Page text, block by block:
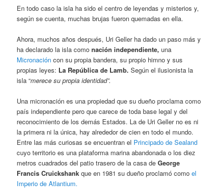
En todo caso la isla ha sido el centro de leyendas y misterios y,
según se cuenta, muchas brujas fueron quemadas en ella.
Ahora, muchos años después, Uri Geller ha dado un paso más y
ha declarado la isla comonación independiente, una
Micronación con su propia bandera, su propio himno y sus
propias leyes: La República de Lamb. Según el ilusionista la
isla “merece su propia identidad”.
Una micronación es una propiedad que su dueño proclama como
país independiente pero que carece de toda base legal y del
reconocimiento de los demás Estados. La de Uri Geller no es ni
la primera ni la única, hay alrededor de cien en todo el mundo.
Entre las más curiosas se encuentran el Principado de Sealand
cuyo territorio es una plataforma marina abandonada o los diez
metros cuadrados del patio trasero de la casa deGeorge
Francis Cruickshank que en 1981 su dueño proclamó comoel
Imperio de Atlantium.